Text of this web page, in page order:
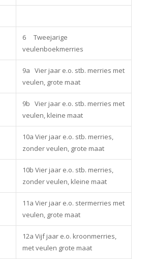
6 Tweejarige
veulenboekmerries
9a Vier jaar e.o. stb. merries met
veulen, grote maat
9b Vier jaar e.o. stb. merries met
veulen, kleine maat
10a Vier jaar e.o. stb. merries,
zonder veulen, grote maat
10b Vier jaar e.o. stb. merries,
zonder veulen, kleine maat
11a Vier jaar e.o. stermerries met
veulen, grote maat
12a Vijf jaar e.o. kroonmerries,
met veulen grote maat